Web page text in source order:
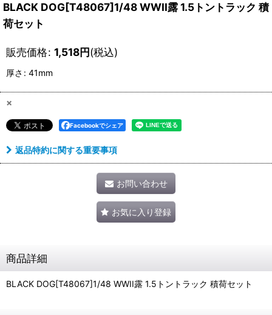
BLACK DOG[T48067]1/48 WWII露 1.5トントラック 積
荷セット
販売価格: 1,518円(税込)
厚さ : 41mm
×
Facebookでシェア
返品特約に関する重要事項
お問い合わせ
お気に入り登録
商品詳細
BLACK DOG[T48067]1/48 WWII露 1.5トントラック 積荷セット